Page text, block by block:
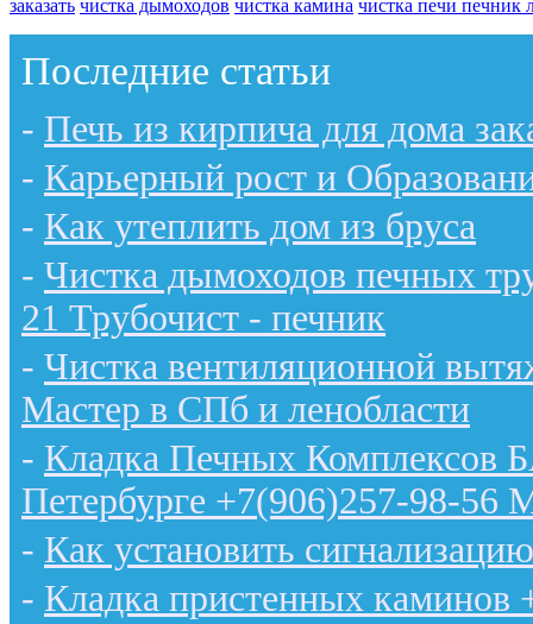
заказать чистка дымоходов чистка камина чистка печи печник
Последние статьи
- Печь из кирпича для дома
- Карьерный рост и
- Как утеплить дом из бруса
- Чистка дымоходов печных
21 Трубочист - печник
- Чистка вентиляционной
Мастер в СПб и ленобласти
- Кладка Печных Комплексов
Петербурге +7(906)257-98-56
- Как установить
- Кладка пристенных каминов